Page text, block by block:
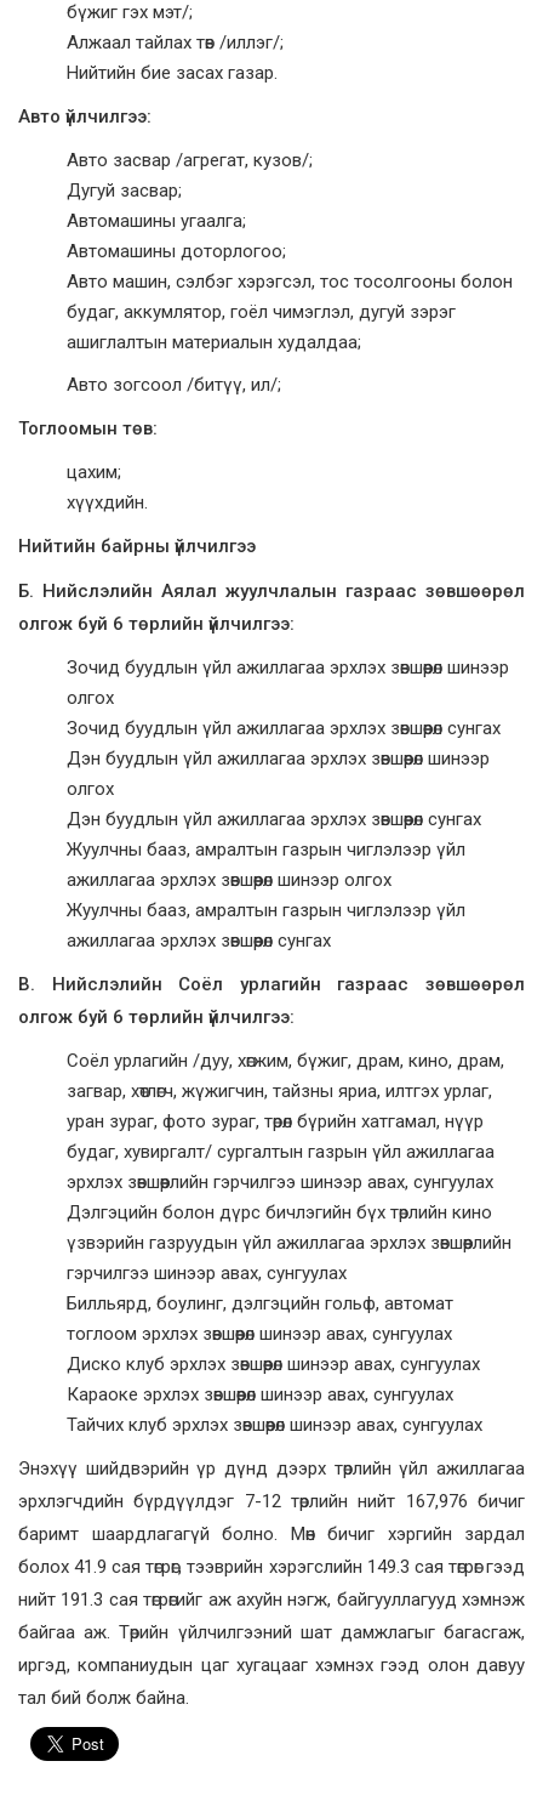
бүжиг гэх мэт/;
Алжаал тайлах төв /иллэг/;
Нийтийн бие засах газар.
Авто үйлчилгээ:
Авто засвар /агрегат, кузов/;
Дугуй засвар;
Автомашины угаалга;
Автомашины доторлогоо;
Авто машин, сэлбэг хэрэгсэл, тос тосолгооны болон
будаг, аккумлятор, гоёл чимэглэл, дугуй зэрэг
ашиглалтын материалын худалдаа;
Авто зогсоол /битүү, ил/;
Тоглоомын төв:
цахим;
хүүхдийн.
Нийтийн байрны үйлчилгээ
Б. Нийслэлийн Аялал жуулчлалын газраас зөвшөөрөл
олгож буй 6 төрлийн үйлчилгээ:
Зочид буудлын үйл ажиллагаа эрхлэх зөвшөөрөл шинээр
олгох
Зочид буудлын үйл ажиллагаа эрхлэх зөвшөөрөл сунгах
Дэн буудлын үйл ажиллагаа эрхлэх зөвшөөрөл шинээр
олгох
Дэн буудлын үйл ажиллагаа эрхлэх зөвшөөрөл сунгах
Жуулчны бааз, амралтын газрын чиглэлээр үйл
ажиллагаа эрхлэх зөвшөөрөл шинээр олгох
Жуулчны бааз, амралтын газрын чиглэлээр үйл
ажиллагаа эрхлэх зөвшөөрөл сунгах
В. Нийслэлийн Соёл урлагийн газраас зөвшөөрөл
олгож буй 6 төрлийн үйлчилгээ:
Соёл урлагийн /дуу, хөгжим, бүжиг, драм, кино, драм,
загвар, хөтлөгч, жүжигчин, тайзны яриа, илтгэх урлаг,
уран зураг, фото зураг, төрөл бүрийн хатгамал, нүүр
будаг, хувиргалт/ сургалтын газрын үйл ажиллагаа
эрхлэх зөвшөөрлийн гэрчилгээ шинээр авах, сунгуулах
Дэлгэцийн болон дүрс бичлэгийн бүх төрлийн кино
үзвэрийн газруудын үйл ажиллагаа эрхлэх зөвшөөрлийн
гэрчилгээ шинээр авах, сунгуулах
Билльярд, боулинг, дэлгэцийн гольф, автомат
тоглоом эрхлэх зөвшөөрөл шинээр авах, сунгуулах
Диско клуб эрхлэх зөвшөөрөл шинээр авах, сунгуулах
Караоке эрхлэх зөвшөөрөл шинээр авах, сунгуулах
Тайчих клуб эрхлэх зөвшөөрөл шинээр авах, сунгуулах
Энэхүү шийдвэрийн үр дүнд дээрх төрлийн үйл ажиллагаа
эрхлэгчдийн бүрдүүлдэг 7-12 төрлийн нийт 167,976 бичиг
баримт шаардлагагүй болно. Мөн бичиг хэргийн зардал
болох 41.9 сая төгрөг, тээврийн хэрэгслийн 149.3 сая төгрөг гээд
нийт 191.3 сая төгрөгийг аж ахуйн нэгж, байгууллагууд хэмнэж
байгаа аж. Төрийн үйлчилгээний шат дамжлагыг багасгаж,
иргэд, компаниудын цаг хугацааг хэмнэх гээд олон давуу
тал бий болж байна.